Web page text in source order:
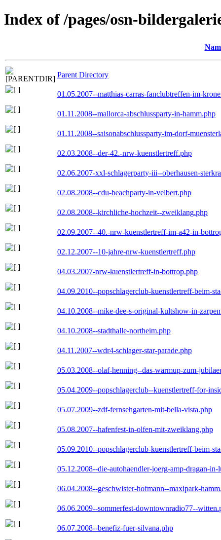
Index of /pages/osn-
Parent Directory
01.05.2007--matthias-carras-fanclubtreffen-im-
01.11.2008--mallorca-abschlussparty-in-hamm.php
01.11.2008--saisonabschlussparty-im-dorf-
02.03.2008--der-42.-nrw-kuenstlertreff.php
02.06.2007-xxl-schlagerparty-iii--oberhausen-
02.08.2008--cdu-beachparty-in-velbert.php
02.08.2008--kirchliche-hochzeit--zweiklang.php
02.09.2007--40.-nrw-kuenstlertreff-im-a42-in-
02.12.2007--10-jahre-nrw-kuenstlertreff.php
04.03.2007-nrw-kuenstlertreff-in-bottrop.php
04.09.2010--popschlagerclub-kuenstlertreff-beim-
04.10.2008--mike-dee-s-original-kultshow-in-
04.10.2008--stadthalle-northeim.php
04.11.2007--wdr4-schlager-star-parade.php
05.03.2008--olaf-henning--das-warmup-zum-
05.04.2009--popschlagerclub--kuenstlertreff-for-
05.07.2009--zdf-fernsehgarten-mit-bella-vista.php
05.08.2007--hafenfest-in-olfen-mit-zweiklang.php
05.09.2010--popschlagerclub-kuenstlertreff-beim-
05.12.2008--die-autohaendler-joerg-amp-dragan-in-
06.04.2008--geschwister-hofmann--maxipark-
06.06.2009--sommerfest-downtownradio77--
06.07.2008--benefiz-fuer-silvana.php